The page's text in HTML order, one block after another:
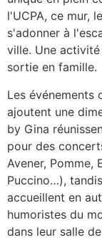
l'UCPA, ce mur,
s'adonner à
ville. Une
sortie en famille.
Les événements
ajoutent une
by Gina
pour des
Avener, Pomme,
Puccino…),
accueillent en
humoristes du
dans leur salle